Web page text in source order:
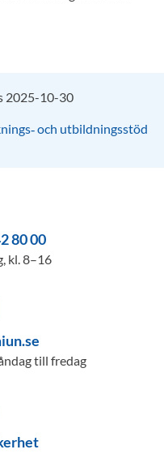
2025-10-30
och utbildningsstöd
80 00
kl. 8–16
till fredag